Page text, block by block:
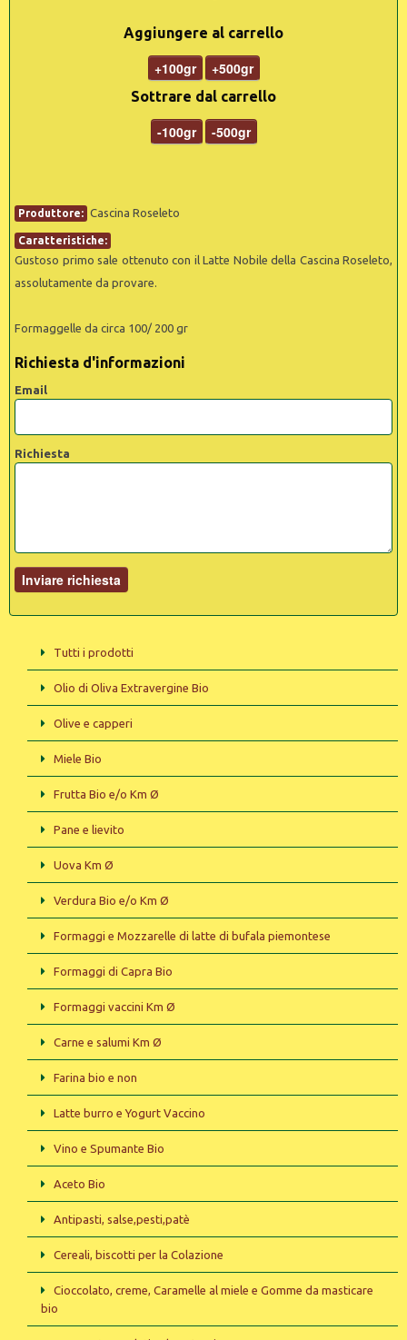
Aggiungere al carrello
+100gr +500gr
Sottrare dal carrello
-100gr -500gr
Produttore: Cascina Roseleto
Caratteristiche:
Gustoso primo sale ottenuto con il Latte Nobile della Cascina Roseleto,
assolutamente da provare.
Formaggelle da circa 100/ 200 gr
Richiesta d'informazioni
Email
Richiesta
Tutti i prodotti
Olio di Oliva Extravergine Bio
Olive e capperi
Miele Bio
Frutta Bio e/o Km Ø
Pane e lievito
Uova Km Ø
Verdura Bio e/o Km Ø
Formaggi e Mozzarelle di latte di bufala piemontese
Formaggi di Capra Bio
Formaggi vaccini Km Ø
Carne e salumi Km Ø
Farina bio e non
Latte burro e Yogurt Vaccino
Vino e Spumante Bio
Aceto Bio
Antipasti, salse,pesti,patè
Cereali, biscotti per la Colazione
Cioccolato, creme, Caramelle al miele e Gomme da masticare
bio